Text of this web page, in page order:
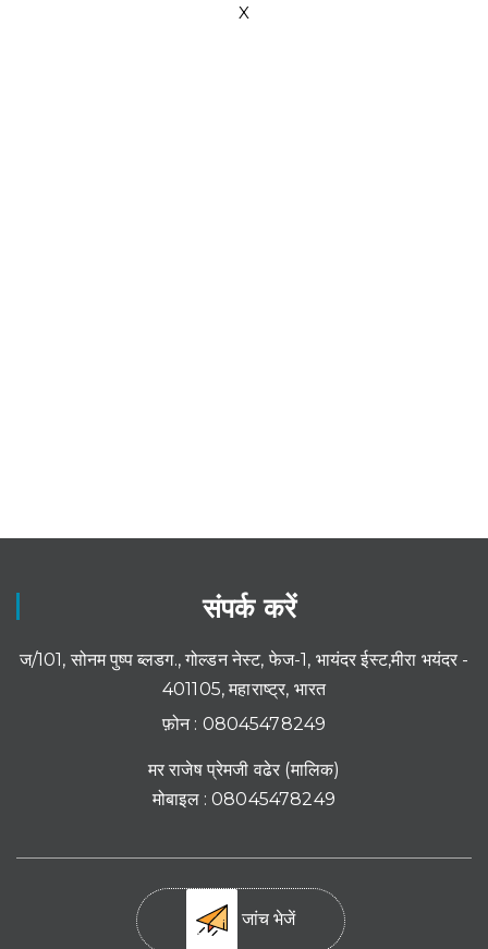
X
संपर्क करें
ज/101, सोनम पुष्प ब्लडग., गोल्डन नेस्ट, फेज-1, भायंदर ईस्ट,मीरा भयंदर -
401105, महाराष्ट्र, भारत
फ़ोन : 08045478249
मर राजेष प्रेमजी वढेर (मालिक)
मोबाइल :08045478249
जांच भेजें